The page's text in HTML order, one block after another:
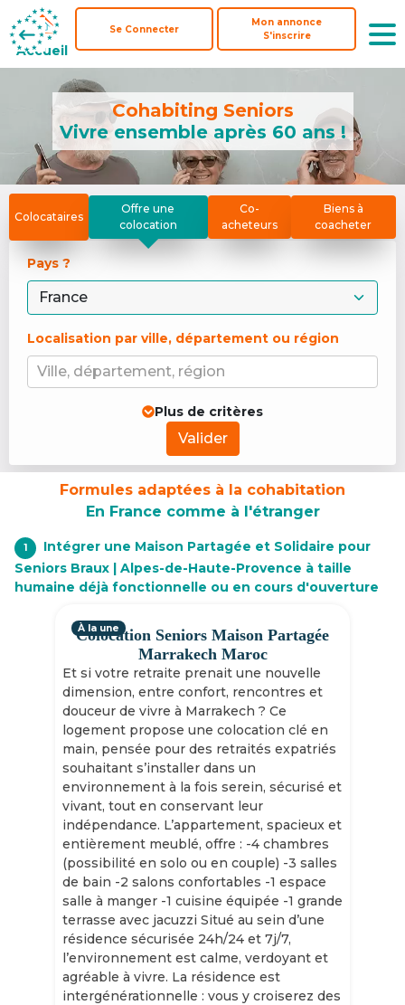
Accueil
Se Connecter
Mon annonce
S'inscrire
Accueil
Se Connecter
Mon annonce
S'inscrire
Cohabiting Seniors
Vivre ensemble après 60 ans !
Colocataires
Offre une
colocation
Co-
acheteurs
Biens à
coacheter
Pays ?
Localisation par ville, département ou région
Ville, département, région
Plus de critères
Valider
Formules adaptées à la cohabitation
En France comme à l'étranger
1
Intégrer une Maison Partagée et Solidaire pour
Seniors Braux | Alpes-de-Haute-Provence à taille
humaine déjà fonctionnelle ou en cours d'ouverture
Colocation Seniors Maison Partagée
Marrakech Maroc
Et si votre retraite prenait une nouvelle
dimension, entre confort, rencontres et
douceur de vivre à Marrakech ? Ce
logement propose une colocation clé en
main, pensée pour des retraités expatriés
souhaitant s’installer dans un
environnement à la fois serein, sécurisé et
vivant, tout en conservant leur
indépendance. L’appartement, spacieux et
entièrement meublé, offre : -4 chambres
(possibilité en solo ou en couple) -3 salles
de bain -2 salons confortables -1 espace
salle à manger -1 cuisine équipée -1 grande
terrasse avec jacuzzi Situé au sein d’une
résidence sécurisée 24h/24 et 7j/7,
l’environnement est calme, verdoyant et
agréable à vivre. La résidence est
intergénérationnelle : vous y croiserez des
À la une